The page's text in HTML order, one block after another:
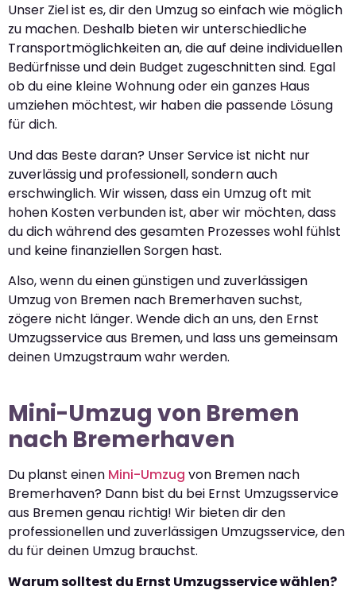
Unser Ziel ist es, dir den Umzug so einfach wie möglich
zu machen. Deshalb bieten wir unterschiedliche
Transportmöglichkeiten an, die auf deine individuellen
Bedürfnisse und dein Budget zugeschnitten sind. Egal
ob du eine kleine Wohnung oder ein ganzes Haus
umziehen möchtest, wir haben die passende Lösung
für dich.
Und das Beste daran? Unser Service ist nicht nur
zuverlässig und professionell, sondern auch
erschwinglich. Wir wissen, dass ein Umzug oft mit
hohen Kosten verbunden ist, aber wir möchten, dass
du dich während des gesamten Prozesses wohl fühlst
und keine finanziellen Sorgen hast.
Also, wenn du einen günstigen und zuverlässigen
Umzug von Bremen nach Bremerhaven suchst,
zögere nicht länger. Wende dich an uns, den Ernst
Umzugsservice aus Bremen, und lass uns gemeinsam
deinen Umzugstraum wahr werden.
Mini-Umzug von Bremen
nach Bremerhaven
Du planst einen Mini-Umzug von Bremen nach
Bremerhaven? Dann bist du bei Ernst Umzugsservice
aus Bremen genau richtig! Wir bieten dir den
professionellen und zuverlässigen Umzugsservice, den
du für deinen Umzug brauchst.
Warum solltest du Ernst Umzugsservice wählen?